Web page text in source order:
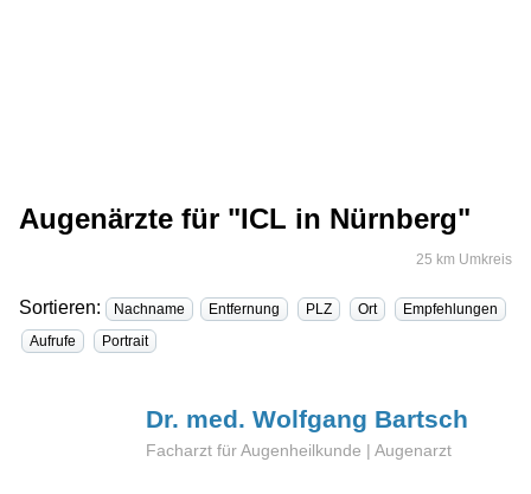
Augenärzte für "ICL in Nürnberg"
25 km Umkreis
Sortieren: Nachname Entfernung PLZ Ort
Empfehlungen
Aufrufe
Portrait
Dr. med. Wolfgang Bartsch
Facharzt für Augenheilkunde | Augenarzt